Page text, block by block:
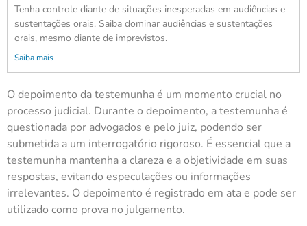
Tenha controle diante de situações inesperadas em audiências e
sustentações orais. Saiba dominar audiências e sustentações
orais, mesmo diante de imprevistos.
Saiba mais
O depoimento da testemunha é um momento crucial no
processo judicial. Durante o depoimento, a testemunha é
questionada por advogados e pelo juiz, podendo ser
submetida a um interrogatório rigoroso. É essencial que a
testemunha mantenha a clareza e a objetividade em suas
respostas, evitando especulações ou informações
irrelevantes. O depoimento é registrado em ata e pode ser
utilizado como prova no julgamento.